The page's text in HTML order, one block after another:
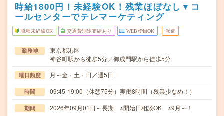
時給1800円！未経験OK！残業ほぼなし▼コ
ールセンターでテレマーケティング
職種未経験OK 交通費別途支給あり WEB登録OK 派遣
勤務地
東京都港区
神谷町駅から徒歩5分／御成門駅から徒歩5分
曜日頻度 月～金・土・日／週5日
時間 09:45-19:00（休憩75分）実働8時間（残業少なめ！）
期間 2026年09月01日～長期 ※開始日相談OK ※9月～！